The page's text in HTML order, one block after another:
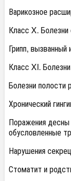
Варикозное
Класс X. Болезни
Грипп,
Класс XI.
Болезни полости
Хронический
Поражения десны
обусловленные
Нарушения
Стоматит и